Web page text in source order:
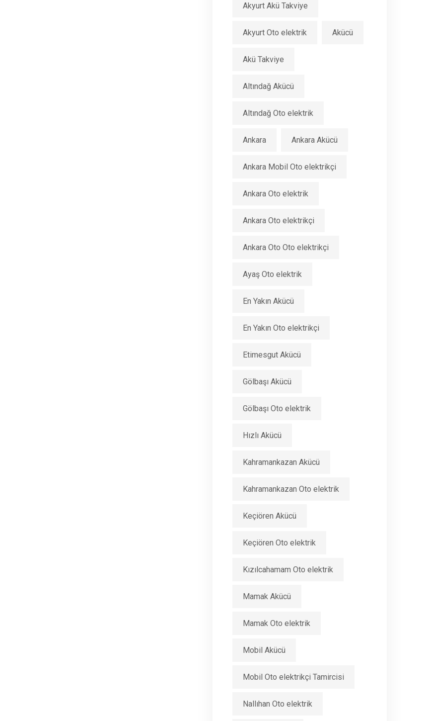
Akyurt Akü Takviye
Akyurt Oto elektrik Akücü
Akü Takviye
Altındağ Akücü
Altındağ Oto elektrik
Ankara Ankara Akücü
Ankara Mobil Oto elektrikçi
Ankara Oto elektrik
Ankara Oto elektrikçi
Ankara Oto Oto elektrikçi
Ayaş Oto elektrik
En Yakın Akücü
En Yakın Oto elektrikçi
Etimesgut Akücü
Gölbaşı Akücü
Gölbaşı Oto elektrik
Hızlı Akücü
Kahramankazan Akücü
Kahramankazan Oto elektrik
Keçiören Akücü
Keçiören Oto elektrik
Kızılcahamam Oto elektrik
Mamak Akücü
Mamak Oto elektrik
Mobil Akücü
Mobil Oto elektrikçi Tamircisi
Nallıhan Oto elektrik